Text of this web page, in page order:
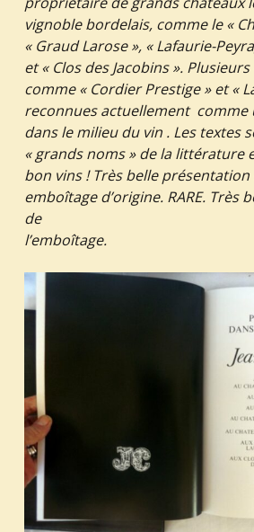
vignoble bordelais, comme le «
« Graud Larose », « Lafaurie-
et « Clos des Jacobins ».
comme « Cordier Prestige » et «
reconnues actuellement comme
dans le milieu du vin . Les textes
« grands noms » de la littérature
bon vins ! Très belle présentation
emboîtage d’origine. RARE. Très
de
l’emboîtage.